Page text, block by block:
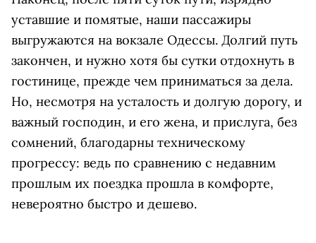
уставшие и помятые, наши пассажиры
выгружаются на вокзале Одессы. Долгий путь
закончен, и нужно хотя бы сутки отдохнуть в
гостинице, прежде чем приниматься за дела.
Но, несмотря на усталость и долгую дорогу, и
важный господин, и его жена, и прислуга, без
сомнений, благодарны техническому
прогрессу: ведь по сравнению с недавним
прошлым их поездка прошла в комфорте,
невероятно быстро и дешево.